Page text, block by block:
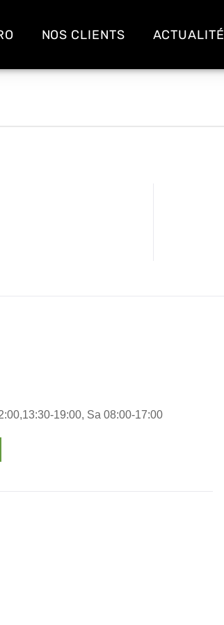
NOS CLIENTS ACTUALITÉ
19:00, Sa 08:00-17:00